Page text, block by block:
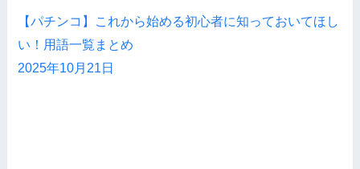
【パチンコ】これから始める初心者に知っておいてほし
い！用語一覧まとめ
2025年10月21日